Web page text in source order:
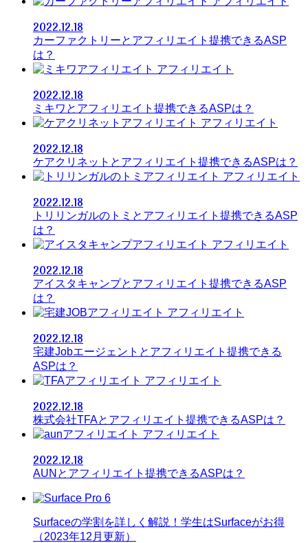
2022.12.18
カーファクトリーとアフィリエイト提携できるASP
は？
アフィリエイト
2022.12.18
ミキワとアフィリエイト提携できるASPは？
アフィリエイト
2022.12.18
ケアクリネットとアフィリエイト提携できるASPは？
アフィリエイト
2022.12.18
トリリンガルのトミとアフィリエイト提携できるASP
は？
アフィリエイト
2022.12.18
アイスタキャンプとアフィリエイト提携できるASP
は？
アフィリエイト
2022.12.18
宅建Jobエージェントとアフィリエイト提携できる
ASPは？
アフィリエイト
2022.12.18
株式会社TFAとアフィリエイト提携できるASPは？
アフィリエイト
2022.12.18
AUNとアフィリエイト提携できるASPは？
Surfaceの学割を詳しく解説！学生はSurfaceがお得
（2023年12月更新）